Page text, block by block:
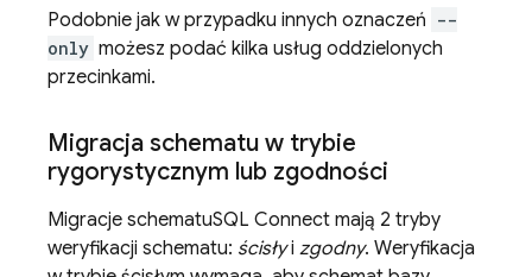
Podobnie jak w przypadku innych oznaczeń --
only możesz podać kilka usług oddzielonych
przecinkami.
Migracja schematu w trybie
rygorystycznym lub zgodności
Migracje schematuSQL Connect mają 2 tryby
weryfikacji schematu: ścisłyi zgodny. Weryfikacja